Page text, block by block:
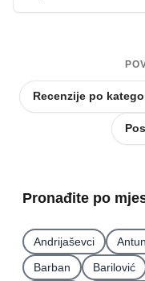
Recenzije po
Pronađite po
Andrijaševci
Barban
Barilović